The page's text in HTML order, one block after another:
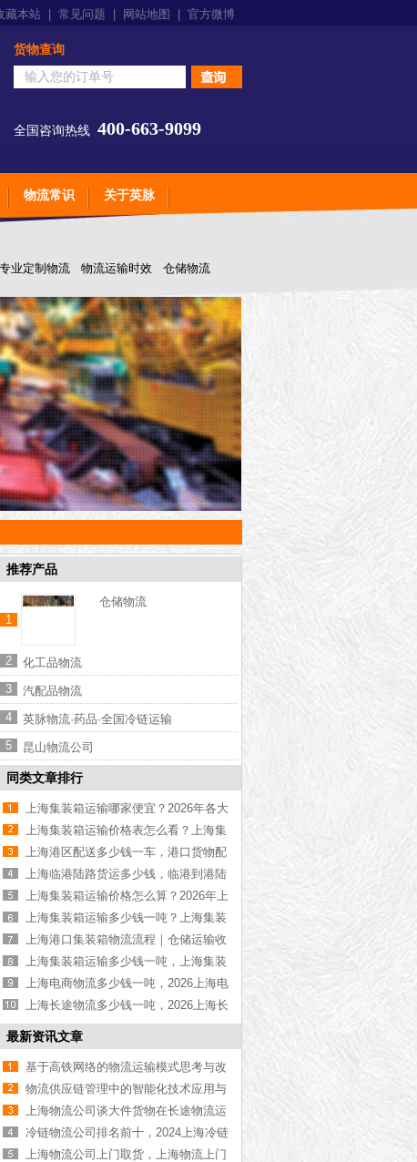
藏本站 常见问题 网站地图 官方微博
货物查询
全国咨询热线 400-663-9099
物流常识 关于英脉
业定制物流 物流运输时效 仓储物流
推荐产品
1
仓储物流
2
化工品物流
3
汽配品物流
4
英脉物流·药品·全国冷链运输
5
昆山物流公司
同类文章排行
上海集装箱运输哪家便宜？2026年各大
物流公司推荐【最新更新】
上海集装箱运输价格表怎么看？上海集
装箱运输价格指南【最新更新】
上海港区配送多少钱一车，港口货物配
送服务收费价格表【含最新报价】
上海临港陆路货运多少钱，临港到港陆
路运输收费标准【含价格表】
上海集装箱运输价格怎么算？2026年上
海集装箱运输价格指南【最新更新】
上海集装箱运输多少钱一吨？上海集装
箱运输价格（含价格表）
上海港口集装箱物流流程｜仓储运输收
费标准2026｜港口物流【行业百科】
上海集装箱运输多少钱一吨，上海集装
箱运输价格（含价格表）
上海电商物流多少钱一吨，2026上海电
商物流价格【含最新价格】
上海长途物流多少钱一吨，2026上海长
途物流价格【含最新价格】
最新资讯文章
基于高铁网络的物流运输模式思考与改
进
物流供应链管理中的智能化技术应用与
优化
上海物流公司谈大件货物在长途物流运
输中的难题
冷链物流公司排名前十，2024上海冷链
物流公司排行榜【最新更新】
上海物流公司上门取货，上海物流上门